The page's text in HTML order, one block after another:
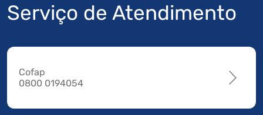
Serviço de Atendimento
Cofap
0800 0194054